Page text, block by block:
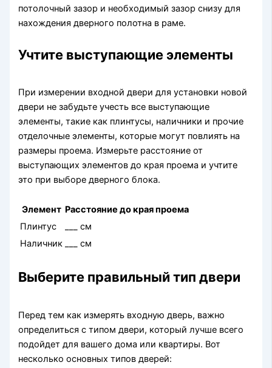
потолочный зазор и необходимый зазор снизу для
нахождения дверного полотна в раме.
Учтите выступающие элементы
При измерении входной двери для установки новой
двери не забудьте учесть все выступающие
элементы, такие как плинтусы, наличники и прочие
отделочные элементы, которые могут повлиять на
размеры проема. Измерьте расстояние от
выступающих элементов до края проема и учтите
это при выборе дверного блока.
Элемент Расстояние до края проема
Плинтус
___ см
Наличник
___ см
Выберите правильный тип двери
Перед тем как измерять входную дверь, важно
определиться с типом двери, который лучше всего
подойдет для вашего дома или квартиры. Вот
несколько основных типов дверей: